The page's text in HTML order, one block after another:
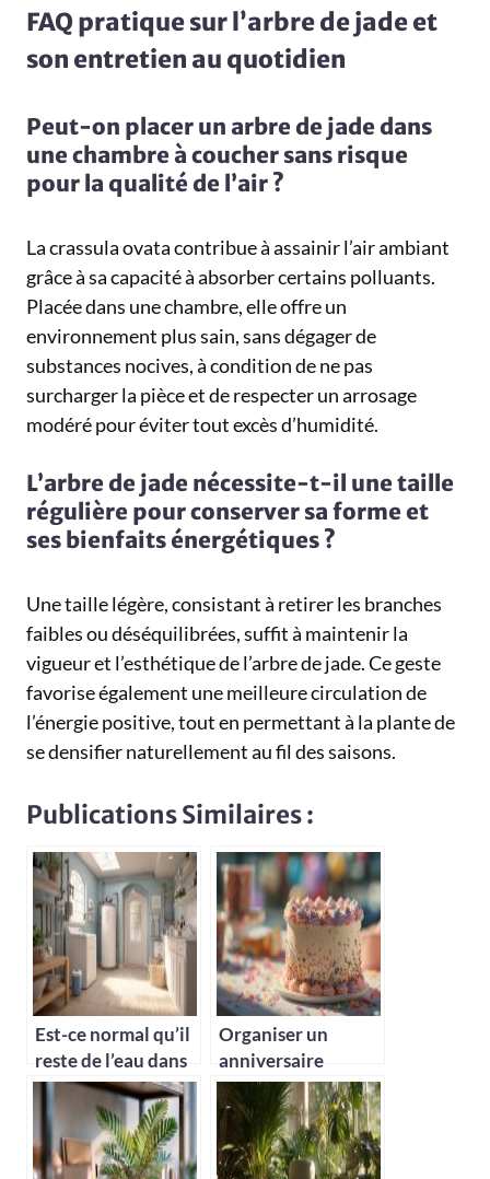
FAQ pratique sur l’arbre de jade et
son entretien au quotidien
Peut-on placer un arbre de jade dans
une chambre à coucher sans risque
pour la qualité de l’air ?
La crassula ovata contribue à assainir l’air ambiant
grâce à sa capacité à absorber certains polluants.
Placée dans une chambre, elle offre un
environnement plus sain, sans dégager de
substances nocives, à condition de ne pas
surcharger la pièce et de respecter un arrosage
modéré pour éviter tout excès d’humidité.
L’arbre de jade nécessite-t-il une taille
régulière pour conserver sa forme et
ses bienfaits énergétiques ?
Une taille légère, consistant à retirer les branches
faibles ou déséquilibrées, suffit à maintenir la
vigueur et l’esthétique de l’arbre de jade. Ce geste
favorise également une meilleure circulation de
l’énergie positive, tout en permettant à la plante de
se densifier naturellement au fil des saisons.
Publications Similaires :
Est-ce normal qu’il
reste de l’eau dans
mon adoucisseur ?
Organiser un
anniversaire
mémorable : idées
de décoration et
déguisements pour
adultes